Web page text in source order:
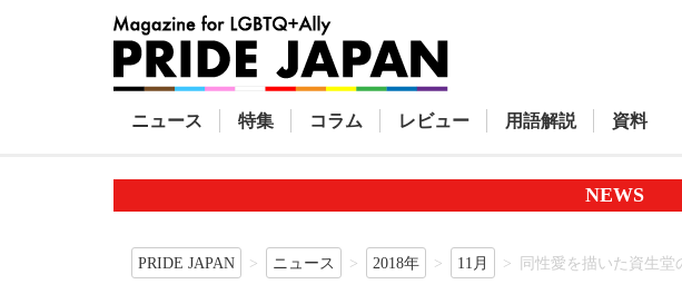
ニュース 特集 コラム レビュー 用語解説 資料
NEWS
PRIDE JAPAN ニュース 2018年 11月 同性愛を描いた資生堂